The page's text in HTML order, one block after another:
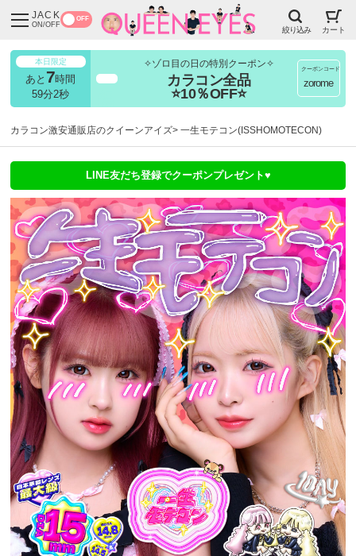
JACK
ON/OFF
OFF
絞り込み カート
本日限定
あと 7時間
58分59秒
✧ゾロ目の日の特別クーポン✧
カラコン全品
⭐10％OFF⭐
クーポンコード
zorome
カラコン激安通販店のクイーンアイズ 一生モテコン(ISSHOMOTECON)
LINE友だち登録でクーポンプレゼント♥